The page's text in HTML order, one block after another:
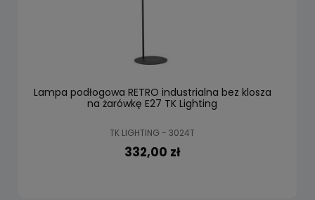
Lampa podłogowa RETRO industrialna bez klosza
na żarówkę E27 TK Lighting
TK LIGHTING - 3024T
332,00 zł